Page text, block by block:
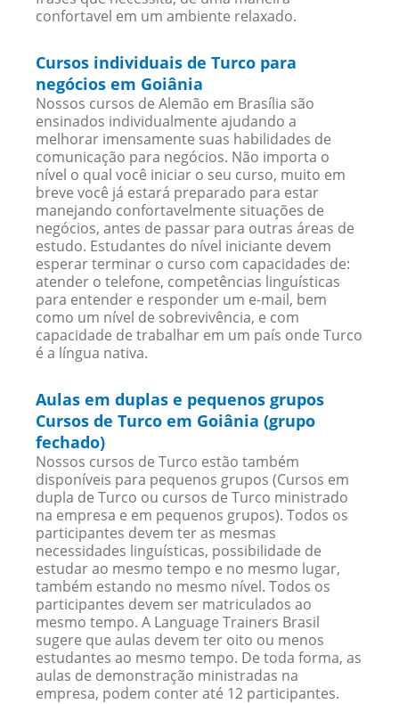
confortavel em um ambiente relaxado.
Cursos individuais de Turco para
negócios em Goiânia
Nossos cursos de Alemão em Brasília são
ensinados individualmente ajudando a
melhorar imensamente suas habilidades de
comunicação para negócios. Não importa o
nível o qual você iniciar o seu curso, muito em
breve você já estará preparado para estar
manejando confortavelmente situações de
negócios, antes de passar para outras áreas de
estudo. Estudantes do nível iniciante devem
esperar terminar o curso com capacidades de:
atender o telefone, competências linguísticas
para entender e responder um e-mail, bem
como um nível de sobrevivência, e com
capacidade de trabalhar em um país onde Turco
é a língua nativa.
Aulas em duplas e pequenos grupos
Cursos de Turco em Goiânia (grupo
fechado)
Nossos cursos de Turco estão também
disponíveis para pequenos grupos (Cursos em
dupla de Turco ou cursos de Turco ministrado
na empresa e em pequenos grupos). Todos os
participantes devem ter as mesmas
necessidades linguísticas, possibilidade de
estudar ao mesmo tempo e no mesmo lugar,
também estando no mesmo nível. Todos os
participantes devem ser matriculados ao
mesmo tempo. A Language Trainers Brasil
sugere que aulas devem ter oito ou menos
estudantes ao mesmo tempo. De toda forma, as
aulas de demonstração ministradas na
empresa, podem conter até 12 participantes.